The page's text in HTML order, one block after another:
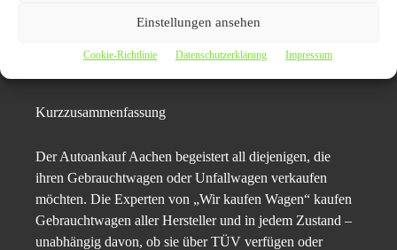
Einstellungen ansehen
Cookie-Richtlinie Datenschutzerklärung Impressum
mit dem Verkauf. Der Autoankauf Aachen übernimmt
Kurzzusammenfassung
Der Autoankauf Aachen begeistert all diejenigen, die
ihren Gebrauchtwagen oder Unfallwagen verkaufen
möchten. Die Experten von „Wir kaufen Wagen“ kaufen
Gebrauchtwagen aller Hersteller und in jedem Zustand –
unabhängig davon, ob sie über TÜV verfügen oder